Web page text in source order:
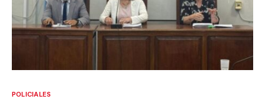
POLICIALES